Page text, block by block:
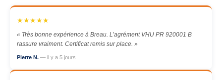
★★★★★
« Très bonne expérience à Breau. L’agrément VHU PR 920001 B
rassure vraiment. Certificat remis sur place. »
Pierre N. — il y a 5 jours